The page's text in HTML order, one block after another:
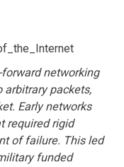
networking
packets,
Early networks
required rigid
of failure. This led
funded